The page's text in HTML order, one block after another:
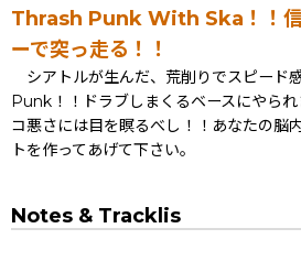
Thrash Punk With Ska！！信
ーで突っ走る！！
シアトルが生んだ、荒削りでスピード
Punk！！ドラブしまくるベースにやら
コ悪さには目を瞑るべし！！あなたの脳
トを作ってあげて下さい。
Notes & Tracklis